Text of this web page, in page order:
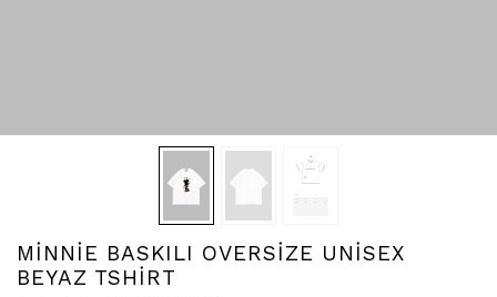
MİNNİE BASKILI OVERSİZE UNİSEX
BEYAZ TSHİRT